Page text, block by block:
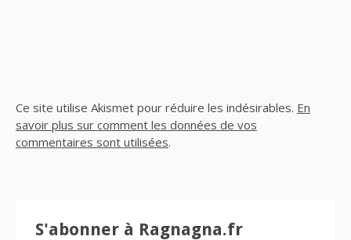
Ce site utilise Akismet pour réduire les indésirables. En
savoir plus sur comment les données de vos
commentaires sont utilisées.
S'abonner à Ragnagna.fr